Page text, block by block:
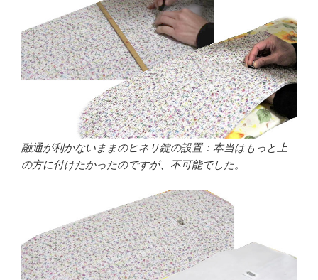
融通が利かないままのヒネリ錠の設置：本当はもっと上
の方に付けたかったのですが、不可能でした。